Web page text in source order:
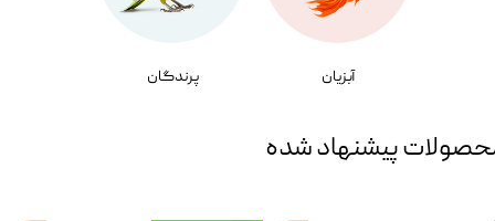
آبزیان پرندگان
پیشنهاد شده